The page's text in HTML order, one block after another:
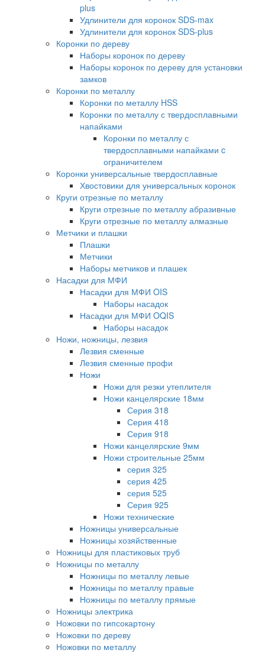
plus
Удлинители для коронок SDS-max
Удлинители для коронок SDS-plus
Коронки по дереву
Наборы коронок по дереву
Наборы коронок по дереву для установки
замков
Коронки по металлу
Коронки по металлу HSS
Коронки по металлу с твердосплавными
напайками
Коронки по металлу с
твердосплавными напайками c
ограничителем
Коронки универсальные твердосплавные
Хвостовики для универсальных коронок
Круги отрезные по металлу
Круги отрезные по металлу абразивные
Круги отрезные по металлу алмазные
Метчики и плашки
Плашки
Метчики
Наборы метчиков и плашек
Насадки для МФИ
Насадки для МФИ OIS
Наборы насадок
Насадки для МФИ OQIS
Наборы насадок
Ножи, ножницы, лезвия
Лезвия сменные
Лезвия сменные профи
Ножи
Ножи для резки утеплителя
Ножи канцелярские 18мм
Серия 318
Серия 418
Серия 918
Ножи канцелярские 9мм
Ножи строительные 25мм
серия 325
серия 425
серия 525
Серия 925
Ножи технические
Ножницы универсальные
Ножницы хозяйственные
Ножницы для пластиковых труб
Ножницы по металлу
Ножницы по металлу левые
Ножницы по металлу правые
Ножницы по металлу прямые
Ножницы электрика
Ножовки по гипсокартону
Ножовки по дереву
Ножовки по металлу